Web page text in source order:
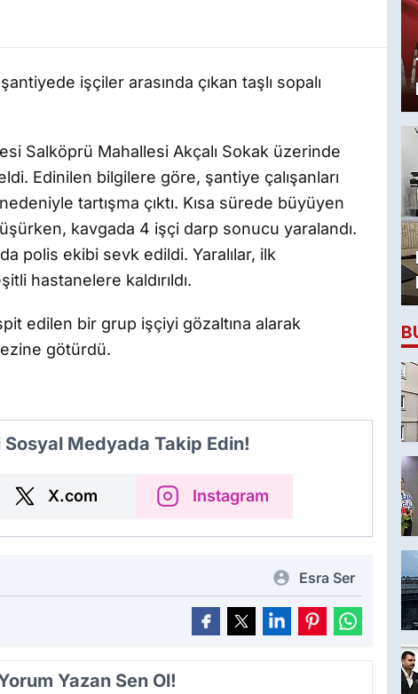
işçiler arasında çıkan taşlı sopalı
Salköprü Mahallesi Akçalı Sokak üzerinde
Edinilen bilgilere göre, şantiye çalışanları
tartışma çıktı. Kısa sürede büyüyen
kavgada 4 işçi darp sonucu yaralandı.
polis ekibi sevk edildi. Yaralılar, ilk
hastanelere kaldırıldı.
edilen bir grup işçiyi gözaltına alarak
götürdü.
Sosyal Medyada Takip Edin!
X.com Instagram
Esra Ser
Yazan Sen Ol!